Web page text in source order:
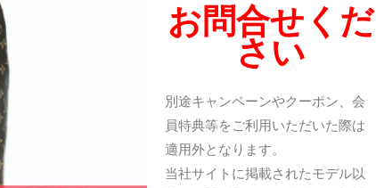
お問合せくだ
さい
別途キャンペーンやクーポン、会
員特典等をご利用いただいた際は
適用外となります。
当社サイトに掲載されたモデル以